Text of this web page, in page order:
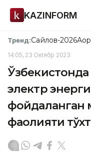
KAZINFORM
Тренд:Сайлов-2026
14:05, 23 Октябр 2023
электр
фойдаланган
фаолияти